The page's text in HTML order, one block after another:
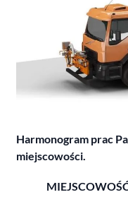
Harmonogram prac
miejscowości.